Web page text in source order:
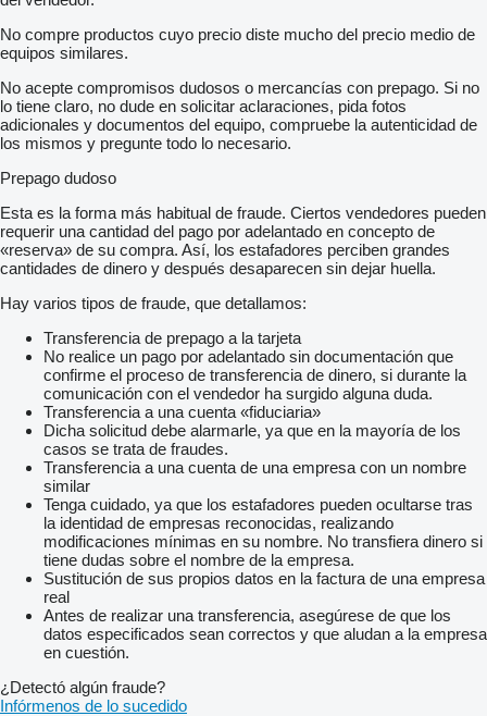
No compre productos cuyo precio diste mucho del precio medio de
equipos similares.
No acepte compromisos dudosos o mercancías con prepago. Si no
lo tiene claro, no dude en solicitar aclaraciones, pida fotos
adicionales y documentos del equipo, compruebe la autenticidad de
los mismos y pregunte todo lo necesario.
Prepago dudoso
Esta es la forma más habitual de fraude. Ciertos vendedores pueden
requerir una cantidad del pago por adelantado en concepto de
«reserva» de su compra. Así, los estafadores perciben grandes
cantidades de dinero y después desaparecen sin dejar huella.
Hay varios tipos de fraude, que detallamos:
Transferencia de prepago a la tarjeta
No realice un pago por adelantado sin documentación que
confirme el proceso de transferencia de dinero, si durante la
comunicación con el vendedor ha surgido alguna duda.
Transferencia a una cuenta «fiduciaria»
Dicha solicitud debe alarmarle, ya que en la mayoría de los
casos se trata de fraudes.
Transferencia a una cuenta de una empresa con un nombre
similar
Tenga cuidado, ya que los estafadores pueden ocultarse tras
la identidad de empresas reconocidas, realizando
modificaciones mínimas en su nombre. No transfiera dinero si
tiene dudas sobre el nombre de la empresa.
Sustitución de sus propios datos en la factura de una empresa
real
Antes de realizar una transferencia, asegúrese de que los
datos especificados sean correctos y que aludan a la empresa
en cuestión.
¿Detectó algún fraude?
Infórmenos de lo sucedido